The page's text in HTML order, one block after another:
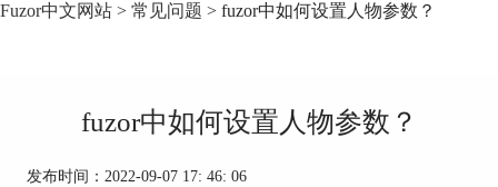
Fuzor中文网站 > 常见问题 > fuzor中如何设置人物参数？
fuzor中如何设置人物参数？
发布时间：2022-09-07 17: 46: 06